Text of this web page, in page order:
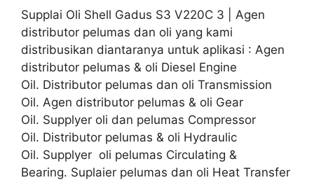
Supplai Oli Shell Gadus S3 V220C 3 | Agen
distributor pelumas dan oli yang kami
distribusikan diantaranya untuk aplikasi : Agen
distributor pelumas & oli Diesel Engine
Oil. Distributor pelumas dan oli Transmission
Oil. Agen distributor pelumas & oli Gear
Oil. Supplyer oli dan pelumas Compressor
Oil. Distributor pelumas & oli Hydraulic
Oil. Supplyer oli pelumas Circulating &
Bearing. Suplaier pelumas dan oli Heat Transfer